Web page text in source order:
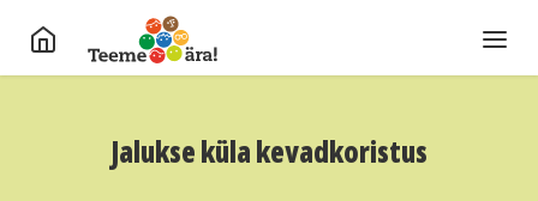
Jalukse küla kevadkoristus